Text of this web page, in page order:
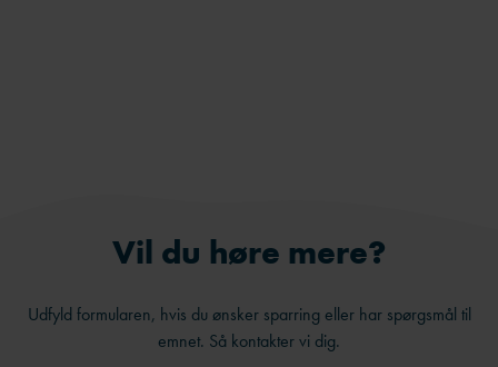
Vil du høre mere?
Udfyld formularen, hvis du ønsker sparring eller har spørgsmål til
emnet. Så kontakter vi dig.